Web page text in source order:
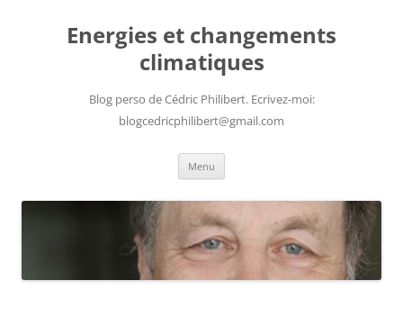
contenuEnergies et changements
climatiques
Blog perso de Cédric Philibert. Ecrivez-moi:
blogcedricphilibert@gmail.com
Menu